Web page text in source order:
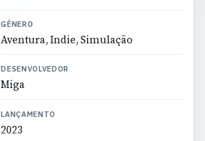
GÉNERO
Aventura, Indie, Simulação
DESENVOLVEDOR
Miga
LANÇAMENTO
2023